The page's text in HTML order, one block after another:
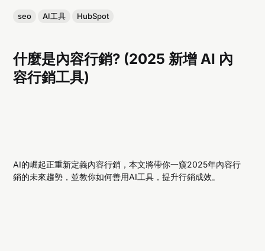
seo AI工具 HubSpot
什麼是內容行銷? (2025 新增 AI 內
容行銷工具)
AI的崛起正重新定義內容行銷，本文將帶你一窺2025年內容行
銷的未來趨勢，並教你如何善用AI工具，提升行銷成效。